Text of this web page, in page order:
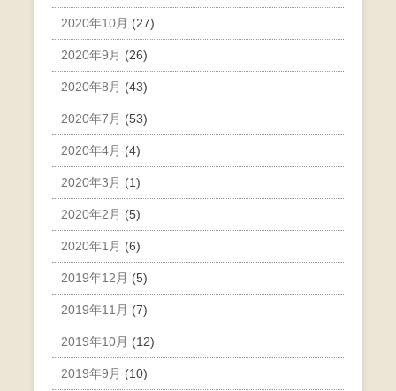
2020年10月 (27)
2020年9月 (26)
2020年8月 (43)
2020年7月 (53)
2020年4月 (4)
2020年3月 (1)
2020年2月 (5)
2020年1月 (6)
2019年12月 (5)
2019年11月 (7)
2019年10月 (12)
2019年9月 (10)